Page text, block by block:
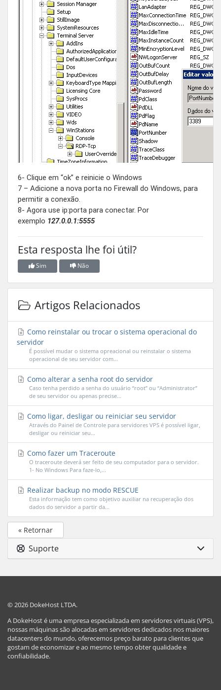
6- Clique em “ok” e reinicie o Windows
7 – Adicione a nova porta no Firewall do Windows, para
permitir a conexão.
8- Agora use ip:porta para conectar. Por
exemplo 127.0.0.1:5555
Esta resposta lhe foi útil?
Sim Não
Artigos Relacionados
Como reinstalar ou trocar o sistema operacional do
servidor
É possível mudar o sistema opreacional ou reinstalar o sistema
operacional de seu servidor com...
Como alterar a senha root do servidor
Caso tenha perdido a senha do usuário “root” ou “Administrator”
de seu servidor ou apenas precise...
Como ligar, desligar ou reiniciar seu servidor
Através do Painel de Controle para servidores VPS é possível ligar,
desligar ou reiniciar seu...
Como fazer um Traceroute
O traceroute deverá ser feito de seu computador para o servidor.
1- No Windows Para faze-lo,...
Realizar backup no modo RESCUE
Esta informação tem como objetivo auxiliar na recuperação dos
dados do servidor a partir da...
« Retornar
Suporte
© 2026 DokeHost LTDA.
A DokeHost é uma empresa especializada em servidores virtuais (VPS),
nossas máquinas são alocadas em servidores dedicados nos maiores
datacenters do mundo, oferecemos preço barato para clientes que
gostam de economizar e ao mesmo tempo obter qualidade e
confiabilidade.